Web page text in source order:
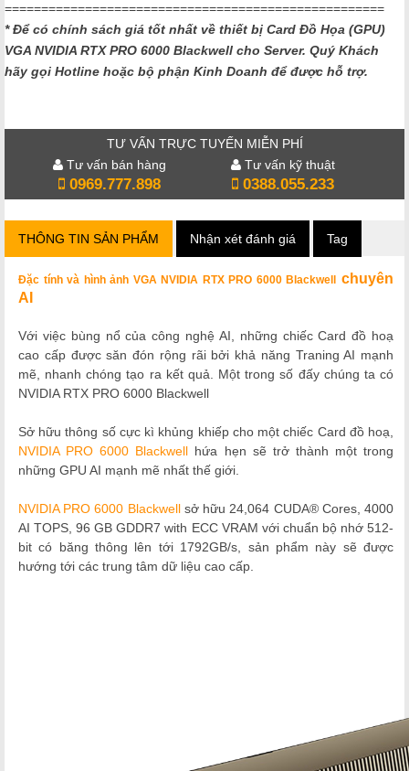
====================================================
* Để có chính sách giá tốt nhất về thiết bị Card Đồ Họa (GPU)
VGA NVIDIA RTX PRO 6000 Blackwell cho Server. Quý Khách
hãy gọi Hotline hoặc bộ phận Kinh Doanh để được hỗ trợ.
TƯ VẤN TRỰC TUYẾN MIỄN PHÍ
Tư vấn bán hàng
0969.777.898
Tư vấn kỹ thuật
0388.055.233
THÔNG TIN SẢN PHẨM Nhận xét đánh giá Tag
Đặc tính và hình ảnh VGA NVIDIA RTX PRO 6000 Blackwell
chuyên
AI
Với việc bùng nổ của công nghệ AI, những chiếc Card đồ hoạ
cao cấp được săn đón rộng rãi bởi khả năng Traning AI mạnh
mẽ, nhanh chóng tạo ra kết quả. Một trong số đấy chúng ta có
NVIDIA RTX PRO 6000 Blackwell
Sở hữu thông số cực kì khủng khiếp cho một chiếc Card đồ hoạ,
NVIDIA PRO 6000 Blackwell hứa hẹn sẽ trở thành một trong
những GPU AI mạnh mẽ nhất thế giới.
NVIDIA PRO 6000 Blackwell sở hữu 24,064 CUDA® Cores, 4000
AI TOPS, 96 GB GDDR7 with ECC VRAM với chuẩn bộ nhớ 512-
bit có băng thông lên tới 1792GB/s, sản phẩm này sẽ được
hướng tới các trung tâm dữ liệu cao cấp.